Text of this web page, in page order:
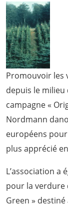
Promouvoir les
depuis le milieu
campagne «
Nordmann
européens
plus apprécié
L’association a
pour la verdure
Green »